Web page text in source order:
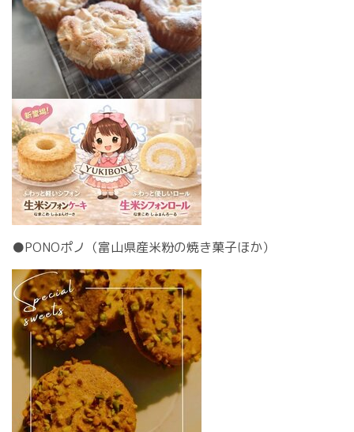
●PONOポノ （富山県産米粉の焼き菓子ほか）